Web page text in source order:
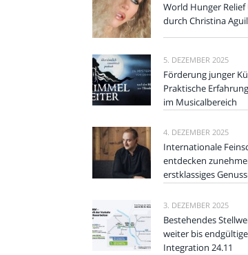
World Hunger
durch Christina
5. DEZEMBER 2025
Förderung junger
Praktische
im Musicalbereich
4. DEZEMBER 2025
Internationale
entdecken
erstklassiges
3. DEZEMBER 2025
Bestehendes
weiter bis
Integration 24.11